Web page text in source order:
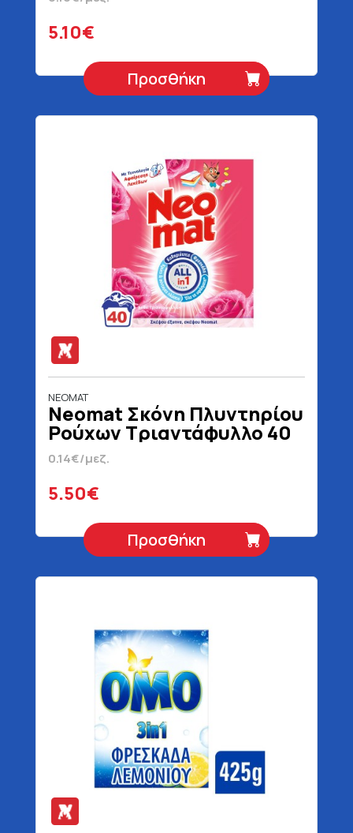
5.10€
Προσθήκη
NEOMAT
Neomat Σκόνη Πλυντηρίου
Ρούχων Τριαντάφυλλο 40
Μεζούρες 2 kg
0.14€/μεζ.
5.50€
Προσθήκη